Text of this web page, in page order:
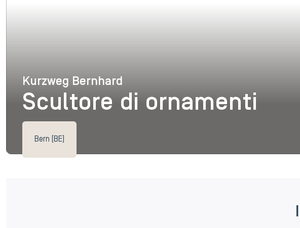
Kurzweg Bernhard
Kurzweg Bernhard
Scultore di ornamenti
Bern (BE)